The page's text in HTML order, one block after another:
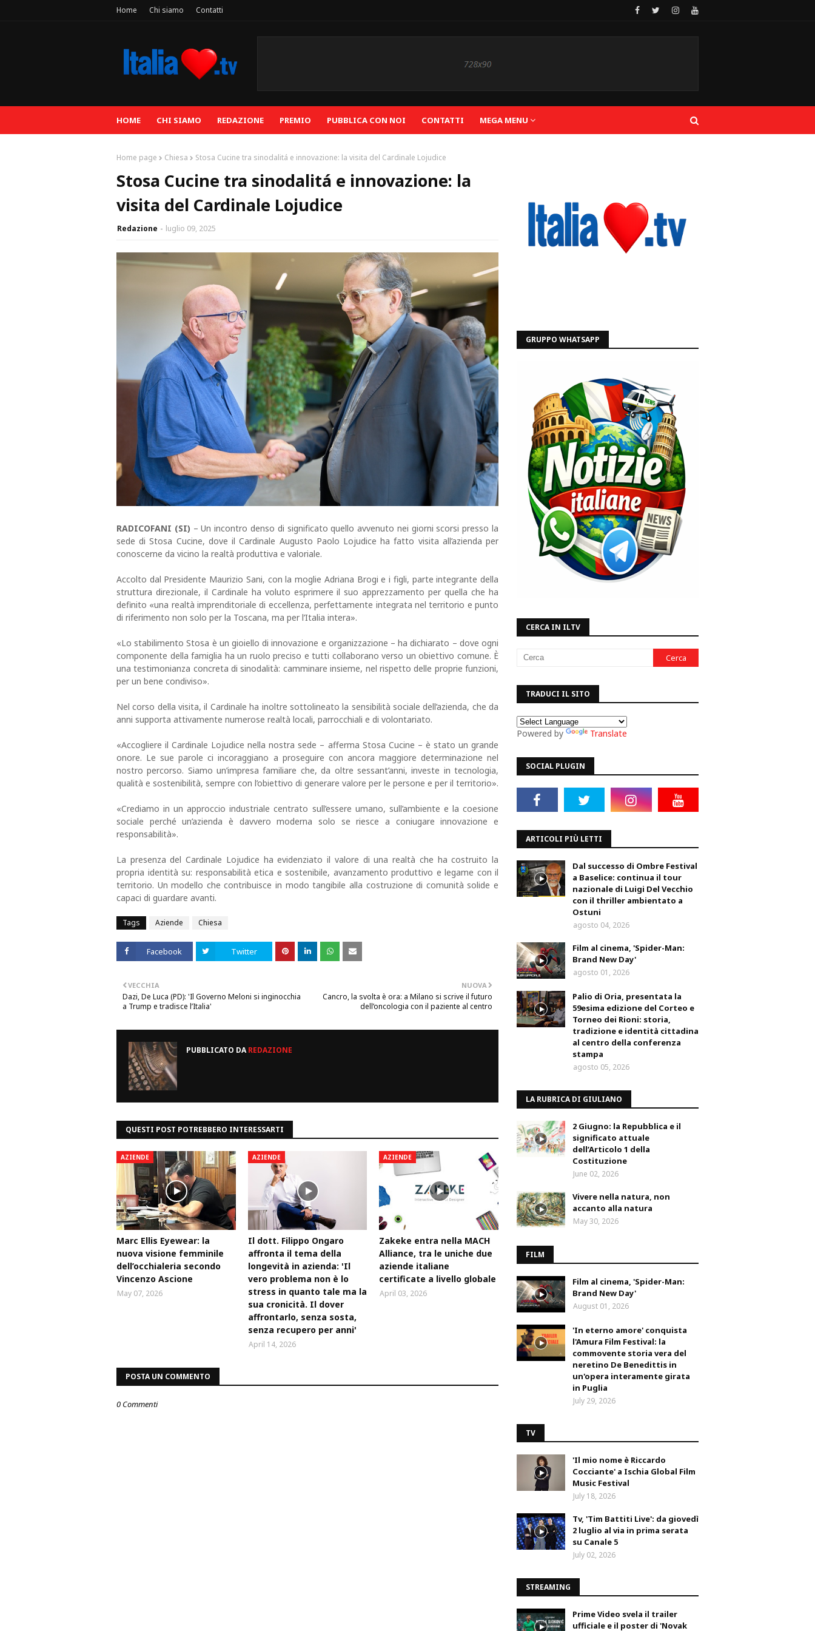
Home Chi siamo Contatti
HOME CHI SIAMO REDAZIONE PREMIO PUBBLICA CON NOI CONTATTI MEGA MENU
Home page Chiesa Stosa Cucine tra sinodalitá e innovazione: la visita del Cardinale Lojudice
Stosa Cucine tra sinodalitá e innovazione: la
visita del Cardinale Lojudice
Redazione luglio 09, 2025
RADICOFANI (SI) – Un incontro denso di significato quello avvenuto nei giorni scorsi presso la
sede di Stosa Cucine, dove il Cardinale Augusto Paolo Lojudice ha fatto visita all’azienda per
conoscerne da vicino la realtà produttiva e valoriale.
Accolto dal Presidente Maurizio Sani, con la moglie Adriana Brogi e i figli, parte integrante della
struttura direzionale, il Cardinale ha voluto esprimere il suo apprezzamento per quella che ha
definito «una realtà imprenditoriale di eccellenza, perfettamente integrata nel territorio e punto
di riferimento non solo per la Toscana, ma per l’Italia intera».
«Lo stabilimento Stosa è un gioiello di innovazione e organizzazione – ha dichiarato – dove ogni
componente della famiglia ha un ruolo preciso e tutti collaborano verso un obiettivo comune. È
una testimonianza concreta di sinodalità: camminare insieme, nel rispetto delle proprie funzioni,
per un bene condiviso».
Nel corso della visita, il Cardinale ha inoltre sottolineato la sensibilità sociale dell’azienda, che da
anni supporta attivamente numerose realtà locali, parrocchiali e di volontariato.
«Accogliere il Cardinale Lojudice nella nostra sede – afferma Stosa Cucine – è stato un grande
onore. Le sue parole ci incoraggiano a proseguire con ancora maggiore determinazione nel
nostro percorso. Siamo un’impresa familiare che, da oltre sessant’anni, investe in tecnologia,
qualità e sostenibilità, sempre con l’obiettivo di generare valore per le persone e per il territorio».
«Crediamo in un approccio industriale centrato sull’essere umano, sull’ambiente e la coesione
sociale perché un’azienda è davvero moderna solo se riesce a coniugare innovazione e
responsabilità».
La presenza del Cardinale Lojudice ha evidenziato il valore di una realtà che ha costruito la
propria identità su: responsabilità etica e sostenibile, avanzamento produttivo e legame con il
territorio. Un modello che contribuisce in modo tangibile alla costruzione di comunità solide e
capaci di guardare avanti.
Tags Aziende Chiesa
Facebook Twitter
NUOVA
Cancro, la svolta è ora: a Milano si scrive il futuro
dell’oncologia con il paziente al centro
VECCHIA
Dazi, De Luca (PD): 'Il Governo Meloni si inginocchia
a Trump e tradisce l’Italia'
PUBBLICATO DAREDAZIONE
QUESTI POST POTREBBERO INTERESSARTI
AZIENDE
Marc Ellis Eyewear: la
nuova visione femminile
dell’occhialeria secondo
Vincenzo Ascione
May 07, 2026
AZIENDE
Il dott. Filippo Ongaro
affronta il tema della
longevità in azienda: 'Il
vero problema non è lo
stress in quanto tale ma la
sua cronicità. Il dover
affrontarlo, senza sosta,
senza recupero per anni'
April 14, 2026
AZIENDE
Zakeke entra nella MACH
Alliance, tra le uniche due
aziende italiane
certificate a livello globale
April 03, 2026
POSTA UN COMMENTO
0 Commenti
GRUPPO WHATSAPP
CERCA IN ILTV
TRADUCI IL SITO
Powered by Translate
SOCIAL PLUGIN
ARTICOLI PIÙ LETTI
Dal successo di Ombre Festival
a Baselice: continua il tour
nazionale di Luigi Del Vecchio
con il thriller ambientato a
Ostuni
agosto 04, 2026
Film al cinema, 'Spider-Man:
Brand New Day'
agosto 01, 2026
Palio di Oria, presentata la
59esima edizione del Corteo e
Torneo dei Rioni: storia,
tradizione e identità cittadina
al centro della conferenza
stampa
agosto 05, 2026
LA RUBRICA DI GIULIANO
2 Giugno: la Repubblica e il
significato attuale
dell’Articolo 1 della
Costituzione
June 02, 2026
Vivere nella natura, non
accanto alla natura
May 30, 2026
FILM
Film al cinema, 'Spider-Man:
Brand New Day'
August 01, 2026
'In eterno amore' conquista
l'Amura Film Festival: la
commovente storia vera del
neretino De Benedittis in
un'opera interamente girata
in Puglia
July 29, 2026
TV
'Il mio nome è Riccardo
Cocciante' a Ischia Global Film
Music Festival
July 18, 2026
Tv, 'Tim Battiti Live': da giovedì
2 luglio al via in prima serata
su Canale 5
July 02, 2026
STREAMING
Prime Video svela il trailer
ufficiale e il poster di 'Novak